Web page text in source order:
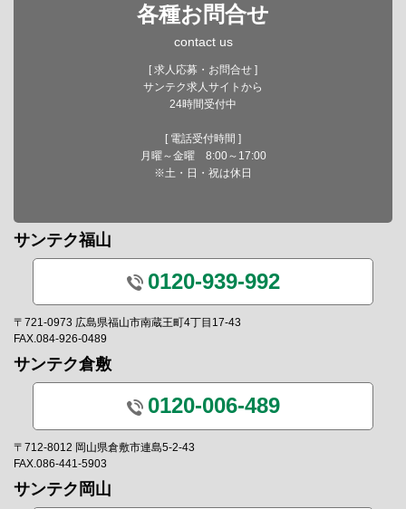
各種お問合せ
contact us
[ 求人応募・お問合せ ]
サンテク求人サイトから
24時間受付中
[ 電話受付時間 ]
月曜～金曜 8:00～17:00
※土・日・祝は休日
サンテク福山
0120-939-992
〒721-0973 広島県福山市南蔵王町4丁目17-43
FAX.084-926-0489
サンテク倉敷
0120-006-489
〒712-8012 岡山県倉敷市連島5-2-43
FAX.086-441-5903
サンテク岡山